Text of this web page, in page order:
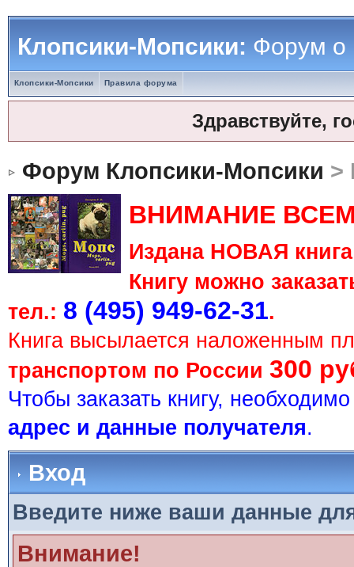
Клопсики-Мопсики:Форум о
Клопсики-Мопсики Правила форума
Здравствуйте,
Форум Клопсики-Мопсики >
ВНИМАНИЕ
Издана НОВАЯ
Книгу можно
тел.: 8 (495) 949-62-31.
Книга высылается наложенным
транспортом по России 300
Чтобы заказать книгу,
адрес и данные получателя.
Вход
Введите ниже ваши данные
Внимание!